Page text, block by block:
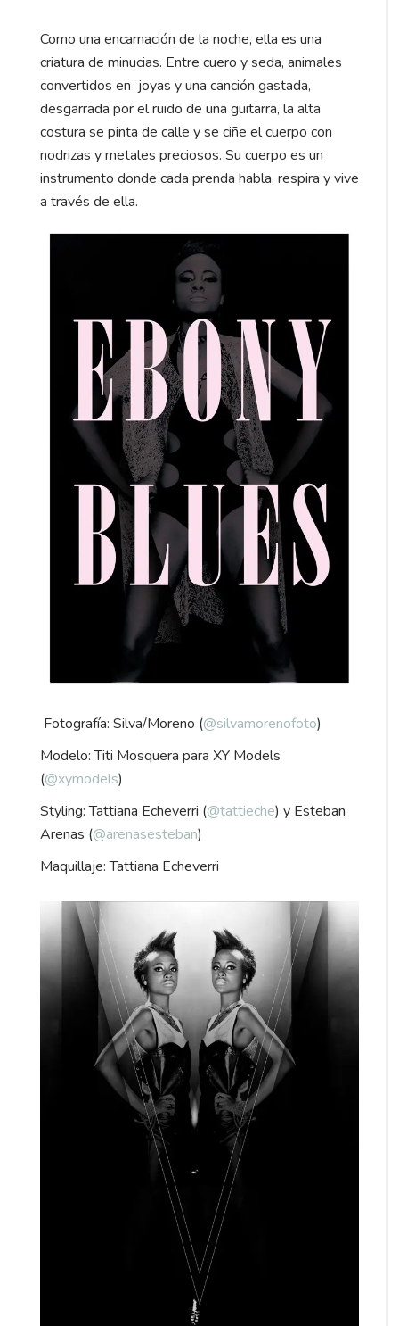
Como una encarnación de la noche, ella es una
criatura de minucias. Entre cuero y seda, animales
convertidos en joyas y una canción gastada,
desgarrada por el ruido de una guitarra, la alta
costura se pinta de calle y se ciñe el cuerpo con
nodrizas y metales preciosos. Su cuerpo es un
instrumento donde cada prenda habla, respira y vive
a través de ella.
Fotografía: Silva/Moreno (@silvamorenofoto)
Modelo: Titi Mosquera para XY Models
(@xymodels)
Styling: Tattiana Echeverri (@tattieche) y Esteban
Arenas (@arenasesteban)
Maquillaje: Tattiana Echeverri